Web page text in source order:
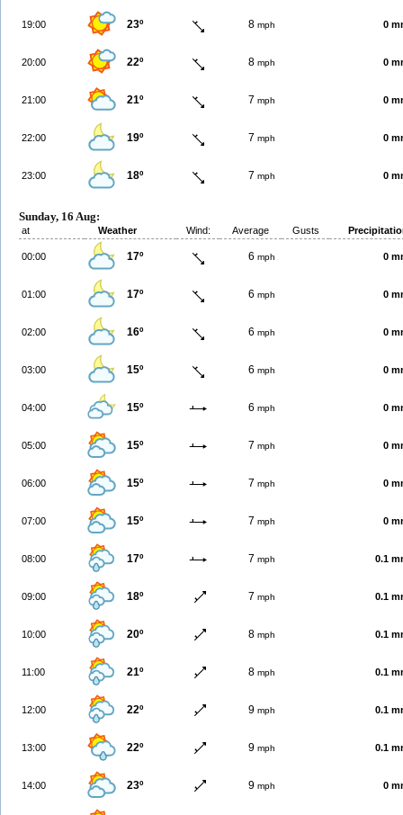
19:00 23º 8 mph 0
20:00 22º 8 mph 0
21:00 21º 7 mph 0
22:00 19º 7 mph 0
23:00 18º 7 mph 0
Sunday, 16 Aug:
at Weather Wind: Average Gusts
00:00 17º 6 mph 0
01:00 17º 6 mph 0
02:00 16º 6 mph 0
03:00 15º 6 mph 0
04:00 15º 6 mph 0
05:00 15º 7 mph 0
06:00 15º 7 mph 0
07:00 15º 7 mph 0
08:00 17º 7 mph 0.1
09:00 18º 7 mph 0.1
10:00 20º 8 mph 0.1
11:00 21º 8 mph 0.1
12:00 22º 9 mph 0.1
13:00 22º 9 mph 0.1
14:00 23º 9 mph 0